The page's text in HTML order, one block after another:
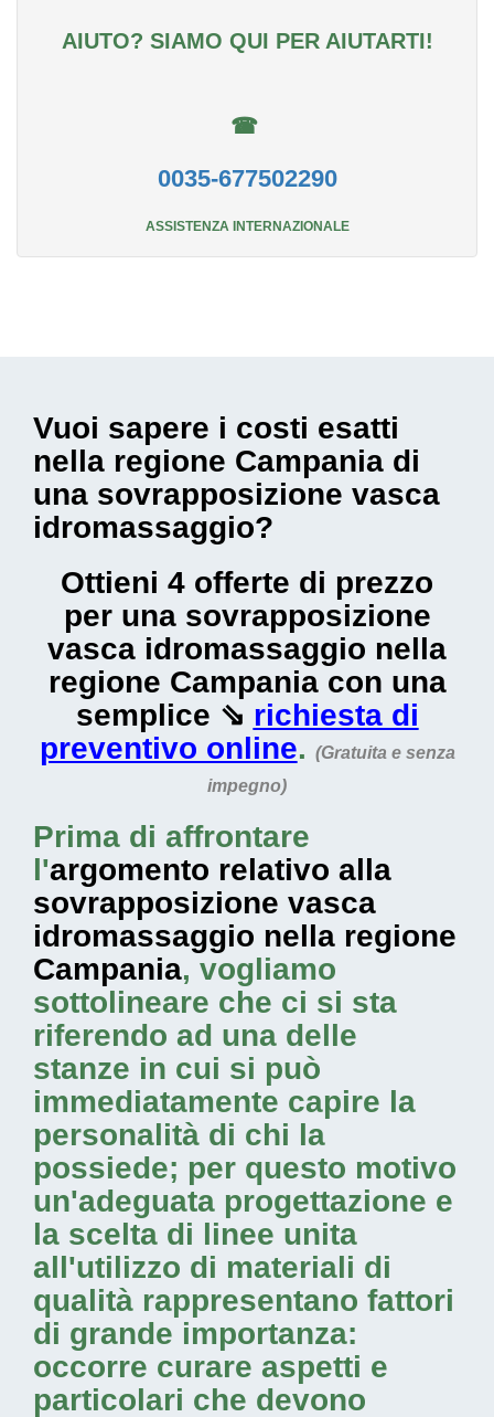
AIUTO? SIAMO QUI PER AIUTARTI!
☎
0035-677502290
ASSISTENZA INTERNAZIONALE
Vuoi sapere i costi esatti
nella regione Campania di
una sovrapposizione vasca
idromassaggio?
Ottieni 4 offerte di prezzo
per una sovrapposizione
vasca idromassaggio nella
regione Campania con una
semplice ⇘ richiesta di
preventivo online. (Gratuita e senza
impegno)
Prima di affrontare
l'argomento relativo alla
sovrapposizione vasca
idromassaggio nella regione
Campania, vogliamo
sottolineare che ci si sta
riferendo ad una delle
stanze in cui si può
immediatamente capire la
personalità di chi la
possiede; per questo motivo
un'adeguata progettazione e
la scelta di linee unita
all'utilizzo di materiali di
qualità rappresentano fattori
di grande importanza:
occorre curare aspetti e
particolari che devono